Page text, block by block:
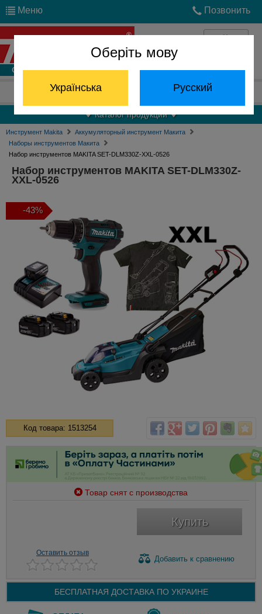
Оберіть мову
Українська Русский
Меню Позвонить
Войти
Отдел запчастей: (068) 824-24-24
Каталог продукции
Инструмент Makita
Аккумуляторный инструмент Макита
Наборы инструментов Макита
Набор инструментов MAKITA SET-DLM330Z-XXL-0526
Набор инструментов MAKITA SET-DLM330Z-
XXL-0526
-43%
Код товара: 1513254
Товар снят с производства
Купить
Оставить отзыв
Добавить к сравнению
БЕСПЛАТНАЯ ДОСТАВКА ПО УКРАИНЕ